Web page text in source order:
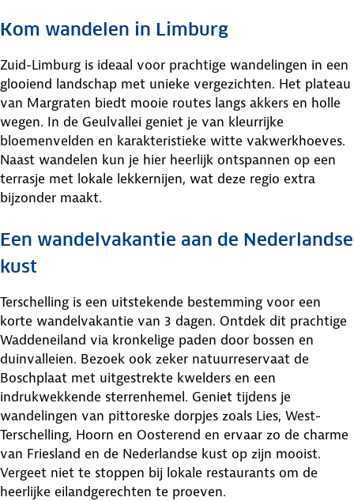
Kom wandelen in Limburg
Zuid-Limburg is ideaal voor prachtige wandelingen in een
glooiend landschap met unieke vergezichten. Het plateau
van Margraten biedt mooie routes langs akkers en holle
wegen. In de Geulvallei geniet je van kleurrijke
bloemenvelden en karakteristieke witte vakwerkhoeves.
Naast wandelen kun je hier heerlijk ontspannen op een
terrasje met lokale lekkernijen, wat deze regio extra
bijzonder maakt.
Een wandelvakantie aan de Nederlandse
kust
Terschelling is een uitstekende bestemming voor een
korte wandelvakantie van 3 dagen. Ontdek dit prachtige
Waddeneiland via kronkelige paden door bossen en
duinvalleien. Bezoek ook zeker natuurreservaat de
Boschplaat met uitgestrekte kwelders en een
indrukwekkende sterrenhemel. Geniet tijdens je
wandelingen van pittoreske dorpjes zoals Lies, West-
Terschelling, Hoorn en Oosterend en ervaar zo de charme
van Friesland en de Nederlandse kust op zijn mooist.
Vergeet niet te stoppen bij lokale restaurants om de
heerlijke eilandgerechten te proeven.